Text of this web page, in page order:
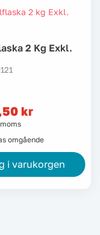
2 Kg Exkl.
kr
omgående
i varukorgen